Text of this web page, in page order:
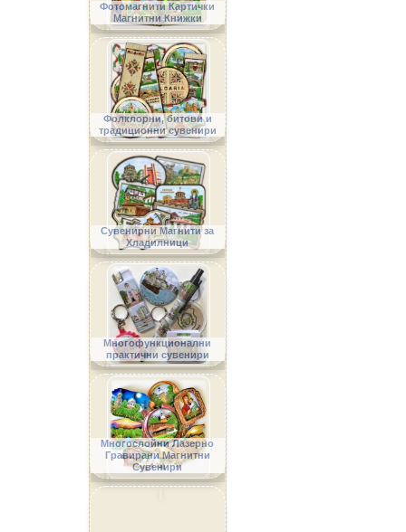
Фотомагнити Картички
Магнитни Книжки
Фолклорни, битови и
традиционни сувенири
Сувенирни Магнити за
Хладилници
Многофункционални
практични сувенири
Многослойни Лазерно
Гравирани Магнитни
Сувенири